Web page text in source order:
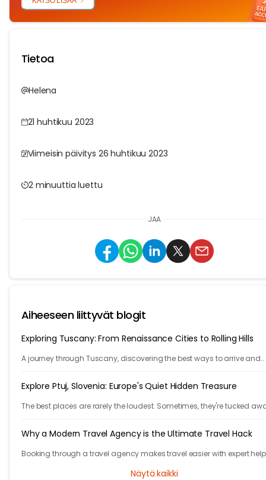
Tietoa
Helena
21 huhtikuu 2023
Viimeisin päivitys 26 huhtikuu 2023
2 minuuttia luettu
JAA
Aiheeseen liittyvät blogit
Exploring Tuscany: From Renaissance Cities to Rolling Hills
A journey through Tuscany, discovering the best ways to arrive and
Explore Ptuj, Slovenia: Europe's Quiet Hidden Treasure
The best places are rarely the loudest. Sometimes, they're tucked
Why a Modern Travel Agency is the Ultimate Travel Hack
Booking through a travel agency makes travel easier with expert
Näytä kaikki